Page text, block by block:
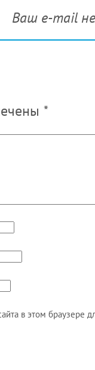
Ваш e-mail
*
в этом браузере